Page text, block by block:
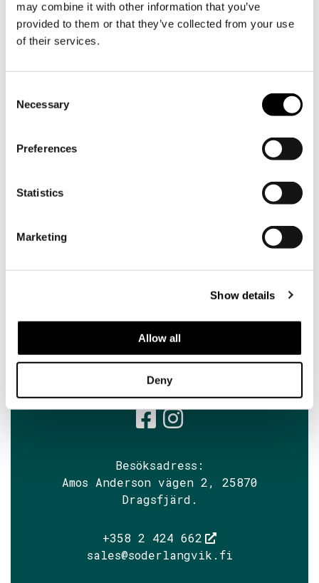
may combine it with other information that you’ve
provided to them or that they’ve collected from your use
of their services.
Selection
Necessary
Preferences
Statistics
Marketing
Show details
Allow all
Deny
Dela
Portin
Prenumerera på Söderlångviks
nyhetsbrev
Besöksadress:
Amos Anderson vägen 2, 25870
Dragsfjärd.
+358 2 424 662
sales@soderlangvik.fi